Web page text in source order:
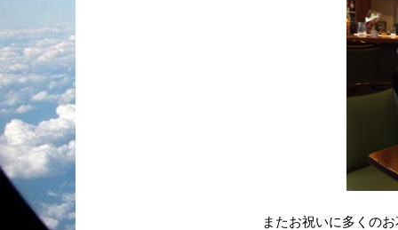
またお祝いに多くの